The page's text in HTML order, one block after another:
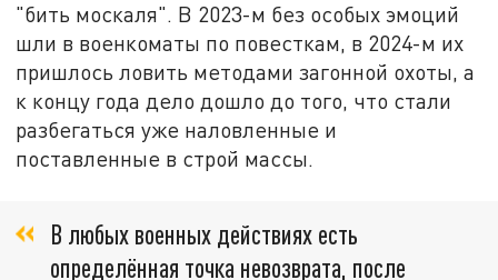
"бить москаля". В 2023-м без особых эмоций
шли в военкоматы по повесткам, в 2024-м их
пришлось ловить методами загонной охоты, а
к концу года дело дошло до того, что стали
разбегаться уже наловленные и
поставленные в строй массы.
В любых военных действиях есть
определённая точка невозврата, после